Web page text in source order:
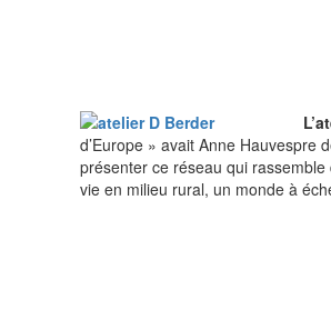
d’Europe » avait Anne Hauvespre
présenter ce réseau qui
vie en milieu rural, un monde à